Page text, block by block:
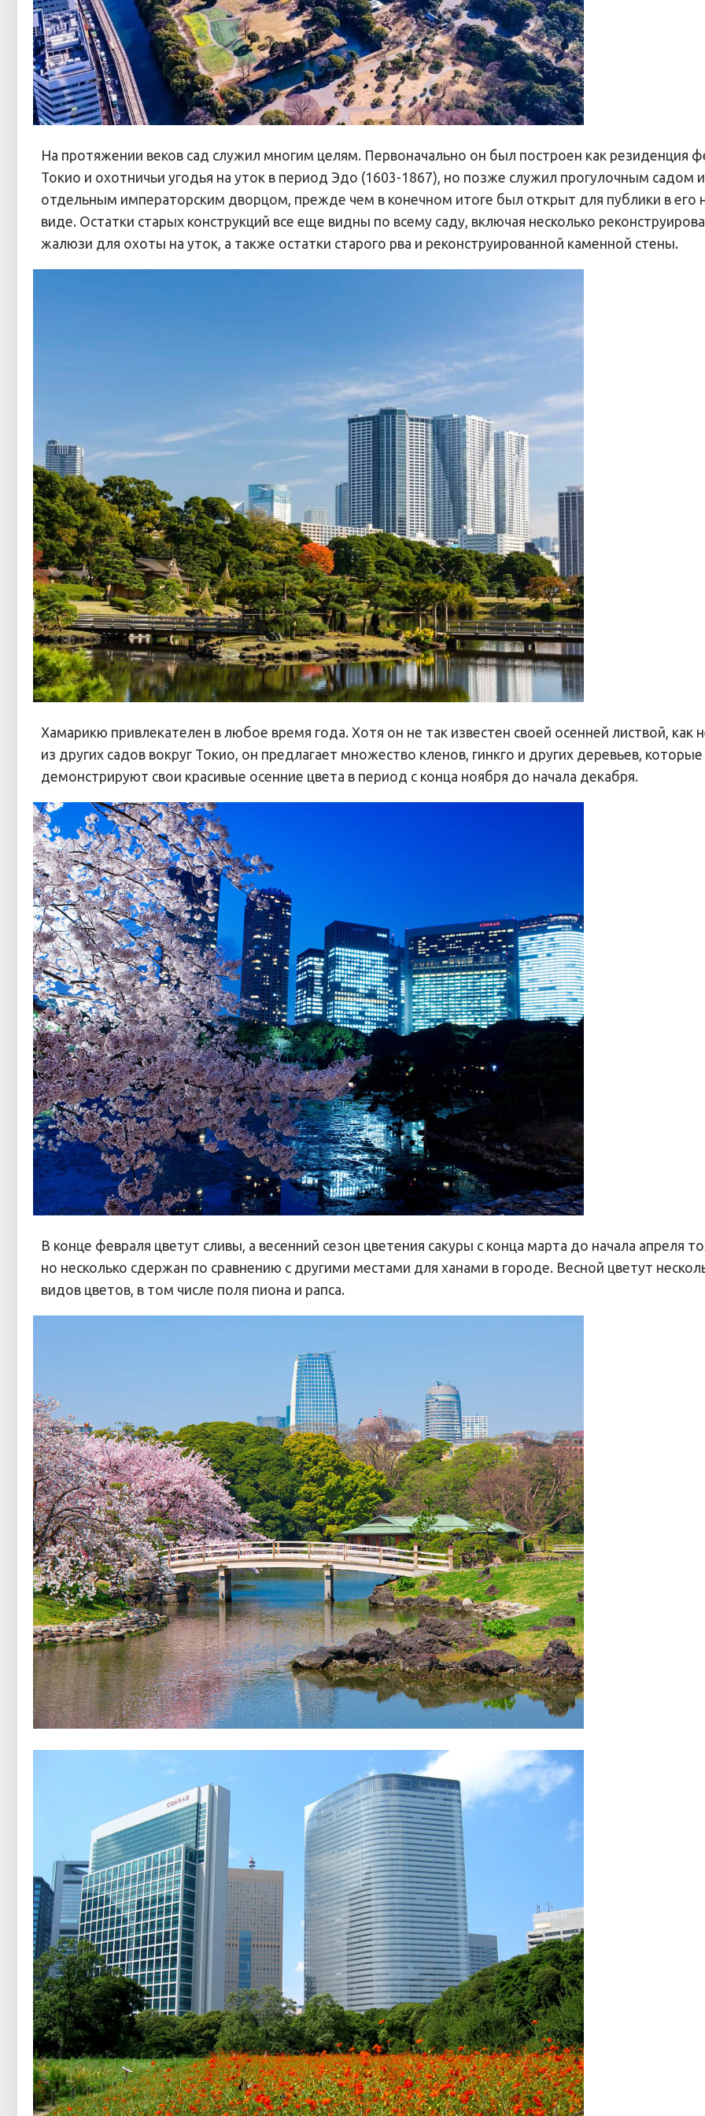
На протяжении веков сад служил многим целям. Первоначально он был построен как резиденция
Токио и охотничьи угодья на уток в период Эдо (1603-1867), но позже служил прогулочным садом и
отдельным императорским дворцом, прежде чем в конечном итоге был открыт для публики в
виде. Остатки старых конструкций все еще видны по всему саду, включая несколько
жалюзи для охоты на уток, а также остатки старого рва и реконструированной каменной стены.
Хамарикю привлекателен в любое время года. Хотя он не так известен своей осенней листвой, как
из других садов вокруг Токио, он предлагает множество кленов, гинкго и других деревьев, которые
демонстрируют свои красивые осенние цвета в период с конца ноября до начала декабря.
В конце февраля цветут сливы, а весенний сезон цветения сакуры с конца марта до начала апреля
но несколько сдержан по сравнению с другими местами для ханами в городе. Весной цветут
видов цветов, в том числе поля пиона и рапса.